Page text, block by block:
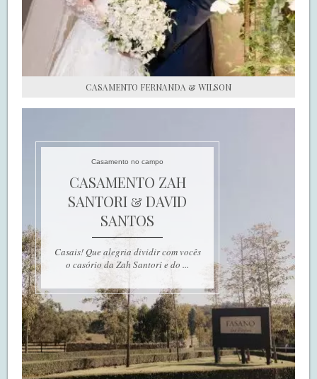
CASAMENTO FERNANDA & WILSON
Casamento no campo
CASAMENTO ZAH
SANTORI & DAVID
SANTOS
Casais! Que alegria dividir com vocês
o casório da Zah Santori e do ...